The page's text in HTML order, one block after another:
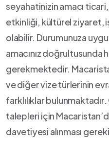
seyahatinizin amacı
etkinliği, kültürel ziyaret,
olabilir. Durumunuza
amacınız doğrultusunda
gerekmektedir.
ve diğer vize türlerinin
farklılıklar
talepleri için
davetiyesi alınması